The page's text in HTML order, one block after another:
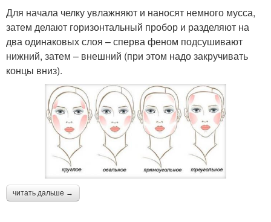
Для начала челку увлажняют и наносят немного мусса,
затем делают горизонтальный пробор и разделяют на
два одинаковых слоя – сперва феном подсушивают
нижний, затем – внешний (при этом надо закручивать
концы вниз).
читать дальше →